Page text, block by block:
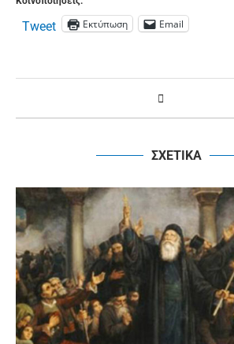
Tweet Εκτύπωση Email
ΣΧΕΤΙΚΑ